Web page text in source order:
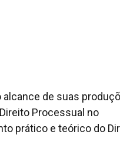
alcance de suas
Processual no
prático e teórico do